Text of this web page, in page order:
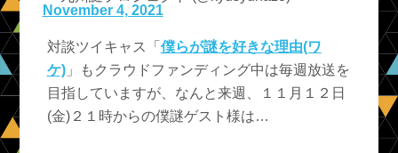
November 4, 2021
対談ツイキャス「 僕らが謎を好きな理由(ワ
ケ)」もクラウドファンディング中は毎週放送を
目指していますが、なんと来週、１１月１２日
(金)２１時からの僕謎ゲスト様は…